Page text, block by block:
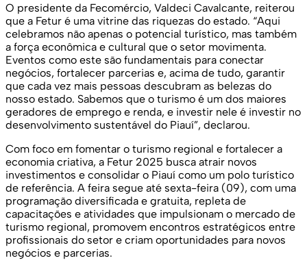
O presidente da Fecomércio, Valdeci Cavalcante, reiterou
que a Fetur é uma vitrine das riquezas do estado. “Aqui
celebramos não apenas o potencial turístico, mas também
a força econômica e cultural que o setor movimenta.
Eventos como este são fundamentais para conectar
negócios, fortalecer parcerias e, acima de tudo, garantir
que cada vez mais pessoas descubram as belezas do
nosso estado. Sabemos que o turismo é um dos maiores
geradores de emprego e renda, e investir nele é investir no
desenvolvimento sustentável do Piauí”, declarou.
Com foco em fomentar o turismo regional e fortalecer a
economia criativa, a Fetur 2025 busca atrair novos
investimentos e consolidar o Piauí como um polo turístico
de referência. A feira segue até sexta-feira (09), com uma
programação diversificada e gratuita, repleta de
capacitações e atividades que impulsionam o mercado de
turismo regional, promovem encontros estratégicos entre
profissionais do setor e criam oportunidades para novos
negócios e parcerias.